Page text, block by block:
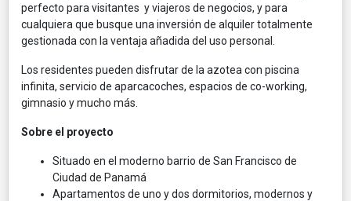
perfecto para visitantes y viajeros de negocios, y para
cualquiera que busque una inversión de alquiler totalmente
gestionada con la ventaja añadida del uso personal.
Los residentes pueden disfrutar de la azotea con piscina
infinita, servicio de aparcacoches, espacios de co-working,
gimnasio y mucho más.
Sobre el proyecto
Situado en el moderno barrio de San Francisco de
Ciudad de Panamá
Apartamentos de uno y dos dormitorios, modernos y